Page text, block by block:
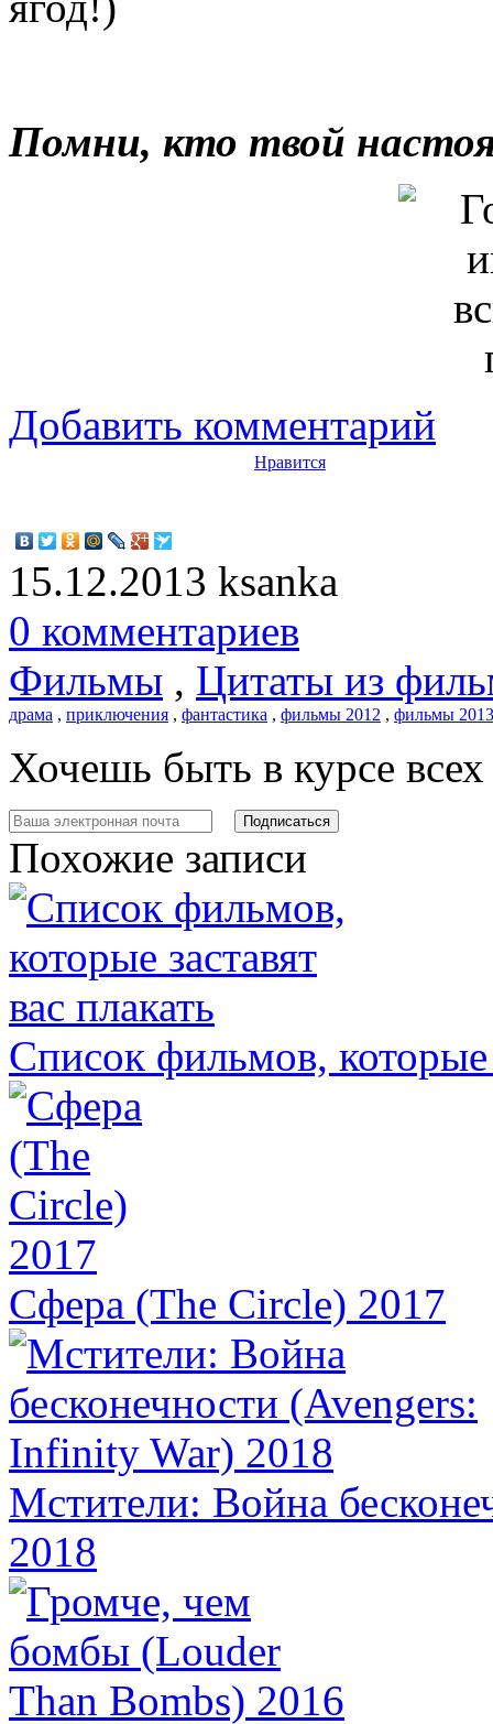
Помни, кто твой
Добавить комментарий
Нравится
15.12.2013 ksanka
0 комментариев
Фильмы , Цитаты из
драма , приключения , фантастика , фильмы 2012 , фильмы 2013
Хочешь быть в курсе
Похожие записи
Список фильмов, которые
Сфера (The Circle) 2017
Мстители: Война
2018